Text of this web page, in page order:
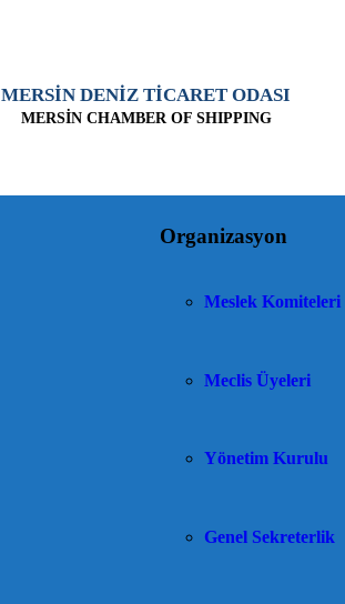
MERSİN DENİZ TİCARET ODASI
MERSİN CHAMBER OF SHIPPING
Organizasyon
Meslek Komiteleri
Meclis Üyeleri
Yönetim Kurulu
Genel Sekreterlik